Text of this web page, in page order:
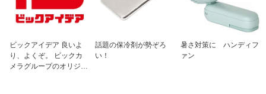
ビックアイデア 良いよ
り、よくぞ。 ビックカ
メラグループのオリジナ
話題の保冷剤が勢ぞろ
い！
暑さ対策に ハンディフ
ァン